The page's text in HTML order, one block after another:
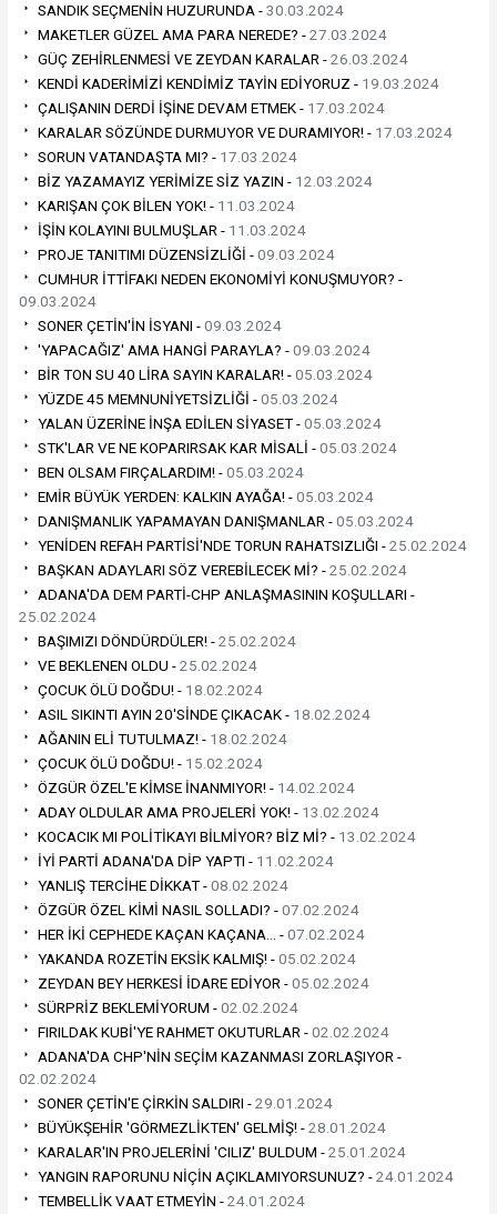
SANDIK SEÇMENİN HUZURUNDA -30.03.2024
MAKETLER GÜZEL AMA PARA NEREDE? -27.03.2024
GÜÇ ZEHİRLENMESİ VE ZEYDAN KARALAR -26.03.2024
KENDİ KADERİMİZİ KENDİMİZ TAYİN EDİYORUZ - 19.03.2024
ÇALIŞANIN DERDİ İŞİNE DEVAM ETMEK - 17.03.2024
KARALAR SÖZÜNDE DURMUYOR VE DURAMIYOR! - 17.03.2024
SORUN VATANDAŞTA MI? - 17.03.2024
BİZ YAZAMAYIZ YERİMİZE SİZ YAZIN - 12.03.2024
KARIŞAN ÇOK BİLEN YOK! - 11.03.2024
İŞİN KOLAYINI BULMUŞLAR - 11.03.2024
PROJE TANITIMI DÜZENSİZLİĞİ -09.03.2024
CUMHUR İTTİFAKI NEDEN EKONOMİYİ KONUŞMUYOR? -
09.03.2024
SONER ÇETİN'İN İSYANI -09.03.2024
'YAPACAĞIZ' AMA HANGİ PARAYLA? -09.03.2024
BİR TON SU 40 LİRA SAYIN KARALAR! -05.03.2024
YÜZDE 45 MEMNUNİYETSİZLİĞİ -05.03.2024
YALAN ÜZERİNE İNŞA EDİLEN SİYASET -05.03.2024
STK'LAR VE NE KOPARIRSAK KAR MİSALİ -05.03.2024
BEN OLSAM FIRÇALARDIM! -05.03.2024
EMİR BÜYÜK YERDEN: KALKIN AYAĞA! -05.03.2024
DANIŞMANLIK YAPAMAYAN DANIŞMANLAR -05.03.2024
YENİDEN REFAH PARTİSİ'NDE TORUN RAHATSIZLIĞI -25.02.2024
BAŞKAN ADAYLARI SÖZ VEREBİLECEK Mİ? -25.02.2024
ADANA'DA DEM PARTİ-CHP ANLAŞMASININ KOŞULLARI -
25.02.2024
BAŞIMIZI DÖNDÜRDÜLER! -25.02.2024
VE BEKLENEN OLDU -25.02.2024
ÇOCUK ÖLÜ DOĞDU! - 18.02.2024
ASIL SIKINTI AYIN 20'SİNDE ÇIKACAK - 18.02.2024
AĞANIN ELİ TUTULMAZ! - 18.02.2024
ÇOCUK ÖLÜ DOĞDU! - 15.02.2024
ÖZGÜR ÖZEL'E KİMSE İNANMIYOR! - 14.02.2024
ADAY OLDULAR AMA PROJELERİ YOK! - 13.02.2024
KOCACIK MI POLİTİKAYI BİLMİYOR? BİZ Mİ? - 13.02.2024
İYİ PARTİ ADANA'DA DİP YAPTI - 11.02.2024
YANLIŞ TERCİHE DİKKAT -08.02.2024
ÖZGÜR ÖZEL KİMİ NASIL SOLLADI? -07.02.2024
HER İKİ CEPHEDE KAÇAN KAÇANA… -07.02.2024
YAKANDA ROZETİN EKSİK KALMIŞ! -05.02.2024
ZEYDAN BEY HERKESİ İDARE EDİYOR -05.02.2024
SÜRPRİZ BEKLEMİYORUM -02.02.2024
FIRILDAK KUBİ'YE RAHMET OKUTURLAR -02.02.2024
ADANA'DA CHP'NİN SEÇİM KAZANMASI ZORLAŞIYOR -
02.02.2024
SONER ÇETİN'E ÇİRKİN SALDIRI -29.01.2024
BÜYÜKŞEHİR 'GÖRMEZLİKTEN' GELMİŞ! -28.01.2024
KARALAR'IN PROJELERİNİ 'CILIZ' BULDUM -25.01.2024
YANGIN RAPORUNU NİÇİN AÇIKLAMIYORSUNUZ? -24.01.2024
TEMBELLİK VAAT ETMEYİN -24.01.2024